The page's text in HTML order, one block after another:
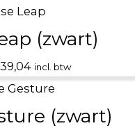
(zwart)
Huidige
prijs
is:
€1.239,04.
incl. btw
(zwart)
Huidige
prijs